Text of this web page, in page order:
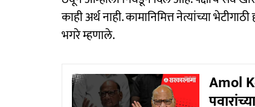
काही अर्थ नाही. कामानिमित्त नेत्यांच्या
भगरे म्हणाले.
Amol